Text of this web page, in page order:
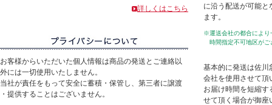
詳しくはこちら
お客様からいただいた個人情報は商品の発送とご連絡以
外には一切使用いたしません。
当社が責任をもって安全に蓄積・保管し、第三者に譲渡
・提供することはございません。
に沿う配送が可能
ます。
※運送会社の都合により
時間指定不可地区がご
基本的に発送は佐川
会社を使用させて頂
お届け時間を短縮
せて頂く場合が御座